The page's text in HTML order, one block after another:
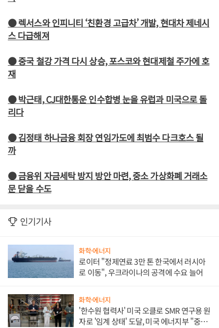
● 렉서스와 인피니티 ‘친환경 고급차’ 개발, 현대차 제네시
스 다급해져
● 중국 철강 가격 다시 상승, 포스코와 현대제철 주가에 호
재
● 박근태, CJ대한통운 인수합병 눈을 유럽과 미국으로 돌
리다
● 김정태 하나금융 회장 연임가도에 최범수 다크호스 될
까
● 금융위 자금세탁 방지 방안 마련, 중소 가상화폐 거래소
문 닫을 수도
인기기사
화학·에너지
로이터 "정제연료 3만 톤 한국에서 러시아
로 이동", 우크라이나의 공격에 수요 늘어
화학·에너지
'한수원 협력사' 미국 오클로 SMR 연구용 원
자로 '임계 상태' 도달, 미국 에너지부 "중요